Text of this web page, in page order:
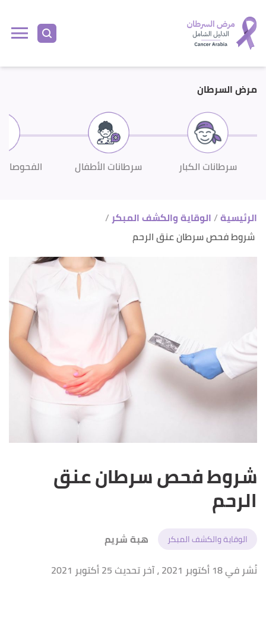
مرض السرطان
سرطانات الكبار سرطانات الأطفال
الرئيسية الوقاية والكشف المبكر
شروط فحص سرطان عنق الرحم
شروط فحص سرطان عنق
الرحم
الوقاية والكشف المبكر
هبة شريم
نُشر في 18 أكتوبر 2021
، آخر تحديث 25 أكتوبر 2021